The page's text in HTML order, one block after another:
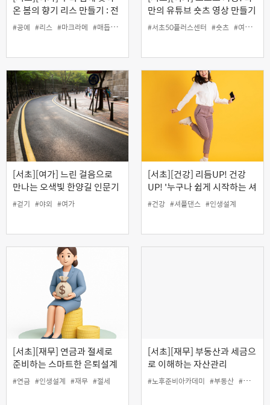
온 봄의 향기 리스 만들기 : 전
통매듭 & 마크라메 공예
#공예 #리스 #마크라메 #매듭 #봄 #여가 #전통
만의 유튜브 숏츠 영상 만들기
#서초50플러스센터 #숏츠 #여가
[서초][여가] 느린 걸음으로
만나는 오색빛 한양길 인문기
행
#걷기 #야외 #여가
[서초][건강] 리듬UP! 건강
UP! '누구나 쉽게 시작하는 셔
플댄스' (5월)
#건강 #셔플댄스 #인생설계
[서초][재무] 연금과 절세로
준비하는 스마트한 은퇴설계
#연금 #인생설계 #재무 #절세
[서초][재무] 부동산과 세금으
로 이해하는 자산관리
#노후준비아카데미 #부동산 #세금